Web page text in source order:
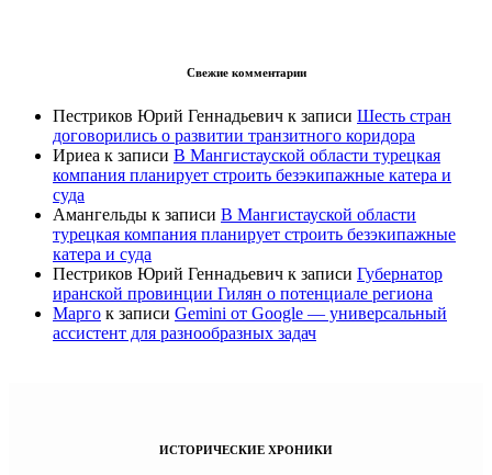
Свежие комментарии
Пестриков Юрий Геннадьевич к записи Шесть стран
договорились о развитии транзитного коридора
Ириеа к записи В Мангистауской области турецкая
компания планирует строить безэкипажные катера и
суда
Амангельды к записи В Мангистауской области
турецкая компания планирует строить безэкипажные
катера и суда
Пестриков Юрий Геннадьевич к записи Губернатор
иранской провинции Гилян о потенциале региона
Марго к записи Gemini от Google — универсальный
ассистент для разнообразных задач
ИСТОРИЧЕСКИЕ ХРОНИКИ